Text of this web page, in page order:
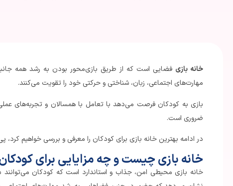
خانه بازی فضایی است که از طریق بازی‌محور بودن به رشد همه‌
مهارت‌های اجتماعی، زبان، شناختی و حرکتی خود را تقویت می‌کنند.
بازی به کودکان فرصت می‌دهد با تعامل با همسالان و تجربه‌های
ضروری است.
در ادامه بهترین خانه بازی برای کودکان را معرفی و بررسی خواهیم کرد،
خانه بازی چیست و چه مزایایی برای
خانه بازی محیطی امن، جذاب و استاندارد است که کودکان